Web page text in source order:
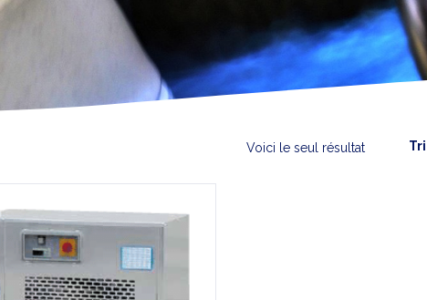
Voici le seul résultat